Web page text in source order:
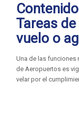
Tareas
vuelo o
Una de las funciones
de Aeropuertos es
velar por el